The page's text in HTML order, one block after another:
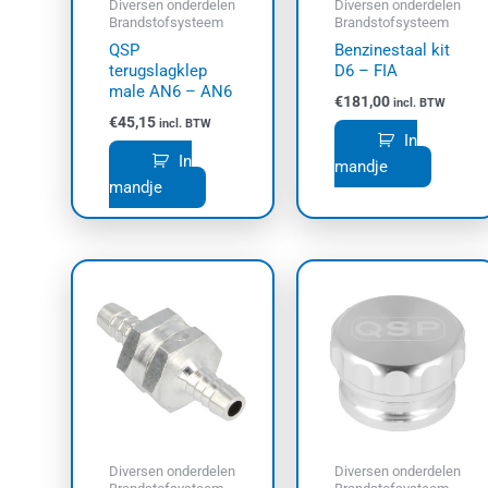
Diversen onderdelen
Brandstofsysteem
QSP
terugslagklep
male AN6 – AN6
€45,15 incl. BTW
In
mandje
Diversen onderdelen
Brandstofsysteem
Benzinestaal kit
D6 – FIA
€181,00 incl. BTW
In
mandje
Diversen onderdelen
Deze
gekozen
Diversen onderdelen
tot
€42,35
heeft
Deze